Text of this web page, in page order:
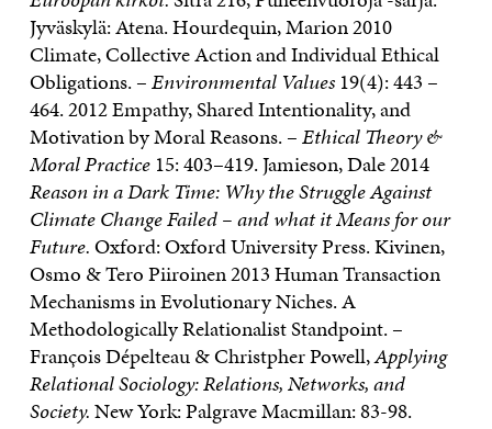
Jyväskylä: Atena. Hourdequin, Marion 2010
Climate, Collective Action and Individual Ethical
Obligations. –Environmental Values19(4): 443 –
464. 2012 Empathy, Shared Intentionality, and
Motivation by Moral Reasons. –Ethical Theory &
Moral Practice15: 403–419. Jamieson, Dale 2014
Reason in a Dark Time: Why the Struggle Against
Climate Change Failed – and what it Means for our
Future.Oxford: Oxford University Press. Kivinen,
Osmo & Tero Piiroinen 2013 Human Transaction
Mechanisms in Evolutionary Niches. A
Methodologically Relationalist Standpoint. –
François Dépelteau & Christpher Powell,Applying
Relational Sociology: Relations, Networks, and
Society.New York: Palgrave Macmillan: 83-98.